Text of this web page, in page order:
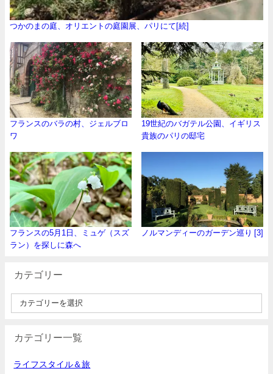
つかのまの庭、オリエントの庭園展、パリにて[続]
フランスのバラの村、ジェルブロ
ワ
19世紀のバガテル公園、イギリス
貴族のパリの邸宅
フランスの5月1日、ミュゲ（スズ
ラン）を探しに森へ
ノルマンディーのガーデン巡り [3]
カテゴリー
カテゴリー一覧
ライフスタイル＆旅